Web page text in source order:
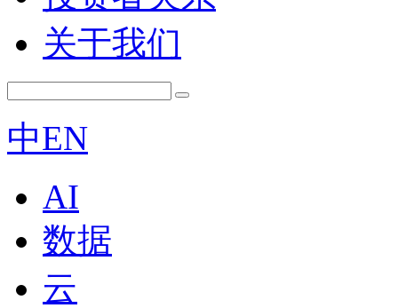
关于我们
中EN
AI
数据
云